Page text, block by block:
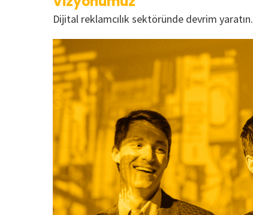
Dijital reklamcılık sektöründe devrim yaratın.